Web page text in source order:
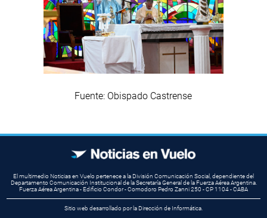
Fuente: Obispado Castrense
El multimedio Noticias en Vuelo pertenece a la División Comunicación Social, dependiente del
Departamento Comunicación Institucional de la Secretaría General de la Fuerza Aérea Argentina.
Fuerza Aérea Argentina - Edificio Condor - Comodoro Pedro Zanni 250 - CP 1104 - CABA
Sitio web desarrollado por la Dirección de Informática.